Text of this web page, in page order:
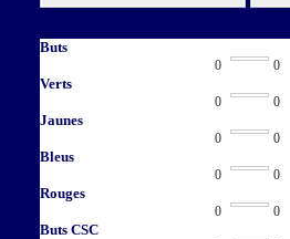
Buts
0 0
Verts
0 0
Jaunes
0 0
Bleus
0 0
Rouges
0 0
Buts CSC